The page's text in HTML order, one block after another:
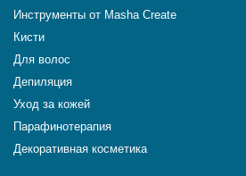
Инструменты от Masha Create
Кисти
Для волос
Депиляция
Уход за кожей
Парафинотерапия
Декоративная косметика